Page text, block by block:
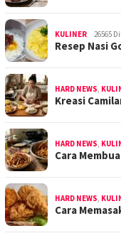
KULINER 26565
Resep Nasi
HARD NEWS,
Kreasi
HARD NEWS,
Cara
HARD NEWS,
Cara